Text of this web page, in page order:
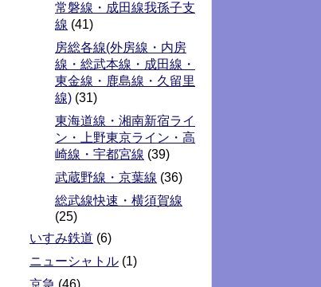
常磐線・成田線我孫子支
線 (41)
房総各線(外房線・内房
線・総武本線・成田線・
東金線・鹿島線・久留里
線) (31)
東海道線・湘南新宿ライ
ン・上野東京ライン・高
崎線・宇都宮線 (39)
武蔵野線・京葉線 (36)
総武線快速・横須賀線
(25)
いすみ鉄道 (6)
ニューシャトル (1)
京急 (46)